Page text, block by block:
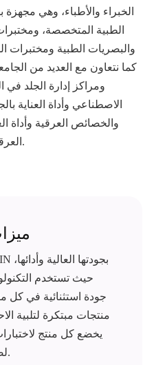
الخبراء والأطباء، وهي
الطبية المتخصصة،
كما نتعاون مع العديد من
ومراكز إدارة الجلد في
الاصطناعي وأداة العناية
والخصائص العرقية وأداة
العرقية والخصائص العرقية المختلفة.
حيث تستخدم
جودة استثنائية في كل
منتجات مبتكرة لتلبية
يخضع كل منتج
لضمان السلامة والموثوقية.